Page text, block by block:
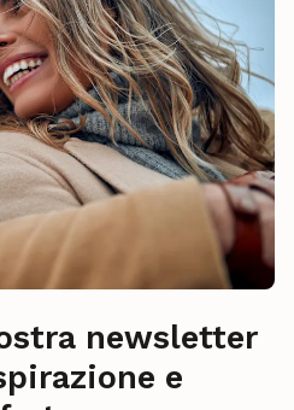
newsletter
e